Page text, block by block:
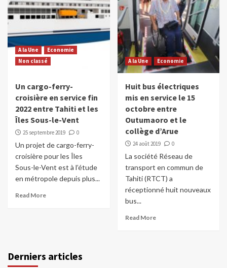
A la Une
Economie
Non classé
Un cargo-ferry-
croisière en service fin
2022 entre Tahiti et les
Îles Sous-le-Vent
25 septembre 2019 0
Un projet de cargo-ferry-
croisière pour les Îles
Sous-le-Vent est à l’étude
en métropole depuis plus...
Read More
A la Une Economie
Huit bus électriques
mis en service le 15
octobre entre
Outumaoro et le
collège d’Arue
24 août 2019 0
La société Réseau de
transport en commun de
Tahiti (RTCT) a
réceptionné huit nouveaux
bus...
Read More
Derniers articles